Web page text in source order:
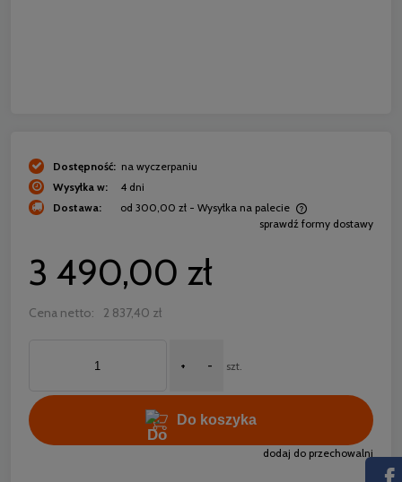
Dostępność: na wyczerpaniu
Wysyłka w:
4 dni
Dostawa:
od 300,00 zł - Wysyłka na palecie
Cena nie zawiera ewentualnych kosztów płatnościsprawdź formy dostawy
3 490,00 zł
Cena netto: 2 837,40 zł
+ - szt.
Do koszyka
dodaj do przechowalni